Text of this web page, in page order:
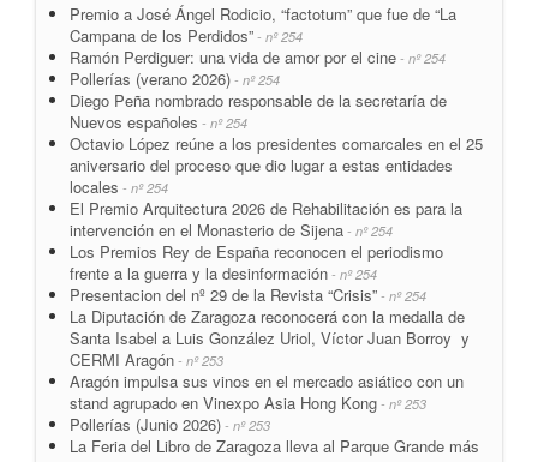
Premio a José Ángel Rodicio, “factotum” que fue de “La
Campana de los Perdidos” - nº 254
Ramón Perdiguer: una vida de amor por el cine - nº 254
Pollerías (verano 2026) - nº 254
Diego Peña nombrado responsable de la secretaría de
Nuevos españoles - nº 254
Octavio López reúne a los presidentes comarcales en el 25
aniversario del proceso que dio lugar a estas entidades
locales - nº 254
El Premio Arquitectura 2026 de Rehabilitación es para la
intervención en el Monasterio de Sijena - nº 254
Los Premios Rey de España reconocen el periodismo
frente a la guerra y la desinformación - nº 254
Presentacion del nº 29 de la Revista “Crisis” - nº 254
La Diputación de Zaragoza reconocerá con la medalla de
Santa Isabel a Luis González Uriol, Víctor Juan Borroy y
CERMI Aragón - nº 253
Aragón impulsa sus vinos en el mercado asiático con un
stand agrupado en Vinexpo Asia Hong Kong - nº 253
Pollerías (Junio 2026) - nº 253
La Feria del Libro de Zaragoza lleva al Parque Grande más